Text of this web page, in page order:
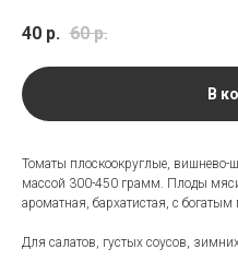
40 р. 60 р.
В
Томаты плоскоокруглые,
массой 300-450 грамм. Плоды
ароматная, бархатистая, с
Для салатов, густых соусов,